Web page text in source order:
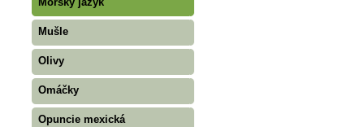
Mušle
Olivy
Omáčky
Opuncie mexická